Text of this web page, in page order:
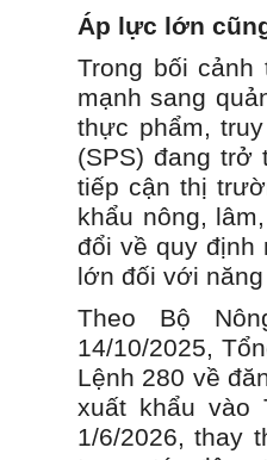
Áp lực lớn
Trong bối
mạnh sang
thực phẩm,
(SPS) đang trở
tiếp cận thị
khẩu nông,
đổi về quy định
lớn đối với
Theo Bộ
14/10/2025,
Lệnh 280 về
xuất khẩu vào
1/6/2026, thay